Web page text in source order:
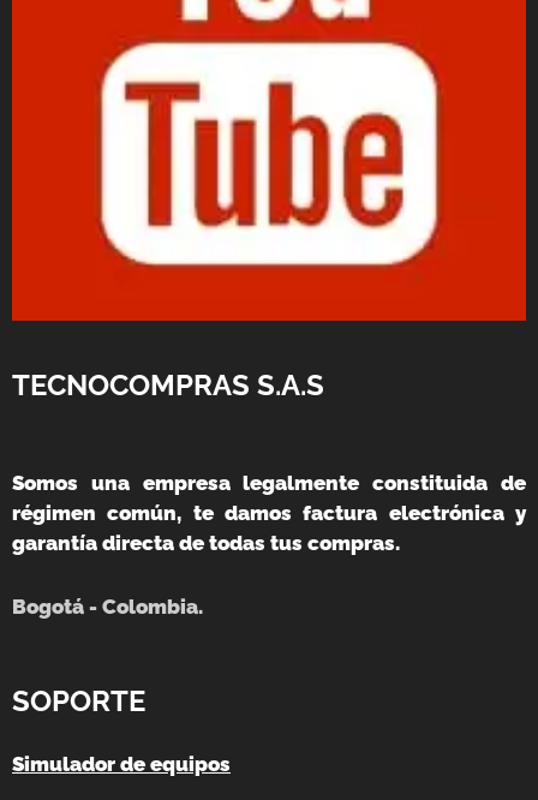
TECNOCOMPRAS S.A.S
Somos una empresa legalmente constituida de
régimen común, te damos factura electrónica y
garantía directa de todas tus compras.
Bogotá - Colombia.
SOPORTE
Simulador de equipos